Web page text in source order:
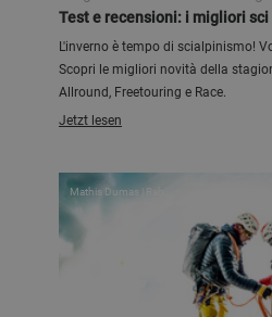
Test e recensioni: i migliori
L'inverno è tempo di scialpinismo!
Scopri le migliori novità della
Allround, Freetouring e Race.
Jetzt lesen
Mathis Dumas | Rab